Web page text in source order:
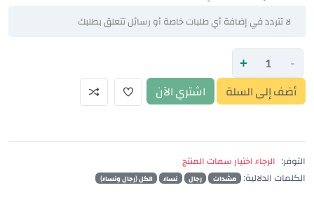
-
+
أضف إلى السلة اشتري الآن
التوفر:
الرجاء اختيار سمات المنتج
الكلمات الدلالية:
مشدات رجال نساء الكل (رجال ونساء)